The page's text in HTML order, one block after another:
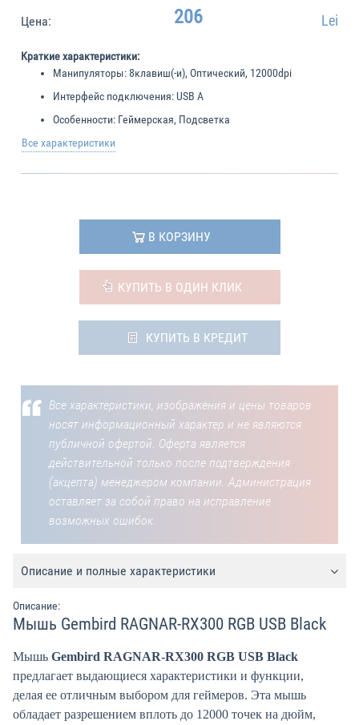
Цена: 206 Lei
Краткие характеристики:
Манипуляторы:8клавиш(-и), Оптический, 12000dpi
Интерфейс подключения: USB A
Особенности: Геймерская, Подсветка
Все характеристики
В КОРЗИНУ
КУПИТЬ В ОДИН КЛИК
КУПИТЬ В КРЕДИТ
Все характеристики, изображения и цены товаров
носят информационный характер и не являются
публичной офертой. Оферта является
действительной только после подтверждения
(акцепта) менеджером компании. Администрация
оставляет за собой право на исправление
возможных ошибок.
Описание и полные характеристики
Описание:
Мышь Gembird RAGNAR-RX300 RGB USB Black
Мышь Gembird RAGNAR-RX300 RGB USB Black
предлагает выдающиеся характеристики и функции,
делая ее отличным выбором для геймеров. Эта мышь
обладает разрешением вплоть до 12000 точек на дюйм,